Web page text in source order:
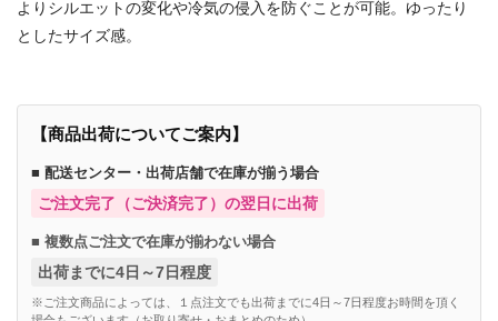
よりシルエットの変化や冷気の侵入を防ぐことが可能。ゆったり
としたサイズ感。
【商品出荷についてご案内】
■ 配送センター・出荷店舗で在庫が揃う場合
ご注文完了（ご決済完了）の翌日に出荷
■ 複数点ご注文で在庫が揃わない場合
出荷までに4日～7日程度
※ご注文商品によっては、１点注文でも出荷までに4日～7日程度お時間を頂く